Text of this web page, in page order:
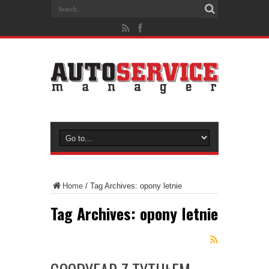
Home / Tag Archives: opony letnie
Tag Archives: opony letnie